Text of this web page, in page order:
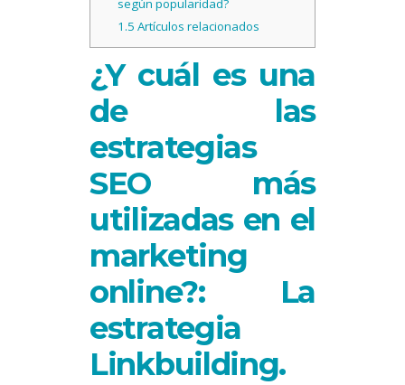
según popularidad?
1.5 Artículos relacionados
¿Y cuál es una
de las
estrategias
SEO más
utilizadas en el
marketing
online?: La
estrategia
Linkbuilding.